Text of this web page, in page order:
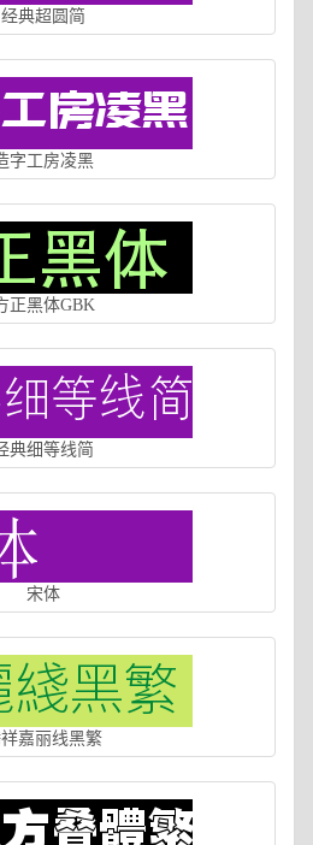
经典超圆简
字工房凌黑
正黑体GBK
典细等线简
宋体
祥嘉丽线黑繁